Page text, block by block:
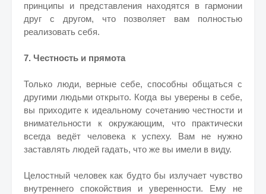
принципы и представления находятся в гармонии
друг с другом, что позволяет вам полностью
реализовать себя.
7. Честность и прямота
Только люди, верные себе, способны общаться с
другими людьми открыто. Когда вы уверены в себе,
вы приходите к идеальному сочетанию честности и
внимательности к окружающим, что практически
всегда ведёт человека к успеху. Вам не нужно
заставлять людей гадать, что же вы имели в виду.
Целостный человек как будто бы излучает чувство
внутреннего спокойствия и уверенности. Ему не